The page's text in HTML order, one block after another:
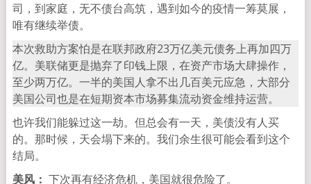
司，到家庭，无不债台高筑，遇到如今的疫情一筹莫展，
唯有继续举债。
本次救助方案怕是在联邦政府23万亿美元债务上再加四万
亿。美联储更是抛弃了印钱上限，在资产市场大肆操作，
至少两万亿。一半的美国人拿不出几百美元应急，大部分
美国公司也是在短期资本市场募集流动资金维持运营。
也许我们能躲过这一劫。但总会有一天，美债没有人买
的。那时候，天会塌下来的。我们余生很可能会看到这个
结局。
美风： 下次再有经济危机，美国就很危险了。